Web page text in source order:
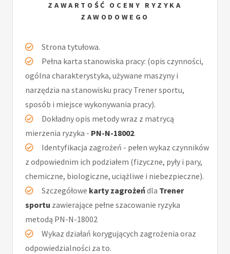
ZAWARTOŚĆ OCENY RYZYKA
ZAWODOWEGO
Strona tytułowa.
Pełna karta stanowiska pracy: (opis czynności,
ogólna charakterystyka, używane maszyny i
narzędzia na stanowisku pracy Trener sportu,
sposób i miejsce wykonywania pracy).
Dokładny opis metody wraz z matrycą
mierzenia ryzyka - PN-N-18002.
Identyfikacja zagrożeń - pełen wykaz czynników
z odpowiednim ich podziałem (fizyczne, pyły i pary,
chemiczne, biologiczne, uciążliwe i niebezpieczne).
Szczegółowe karty zagrożeńdla Trener
sportu zawierające pełne szacowanie ryzyka
metodą PN-N-18002
Wykaz działań korygujących zagrożenia oraz
odpowiedzialności za to.